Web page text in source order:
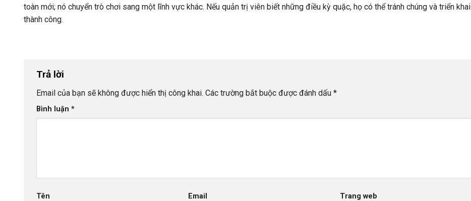
toàn mới; nó chuyển trò chơi sang một lĩnh vực khác. Nếu quản trị viên biết những điều kỳ quặc, họ có thể tránh chúng và triển khai
thành công.
Trả lời
Email của bạn sẽ không được hiển thị công khai. Các trường bắt buộc được đánh dấu *
Bình luận *
Tên Email Trang web